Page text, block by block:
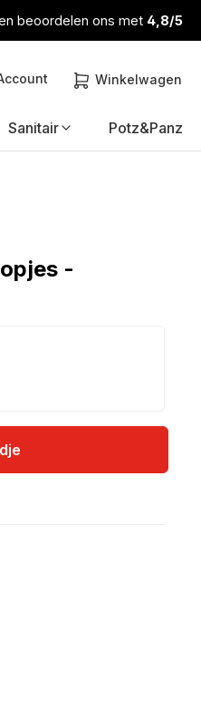
beoordelen ons met 4,8/5
Winkelwagen
Sanitair Potz&Panz
-